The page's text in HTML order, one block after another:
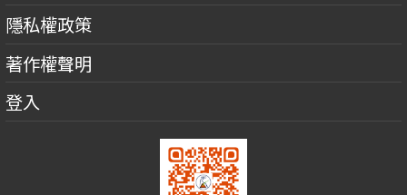
隱私權政策
著作權聲明
登入